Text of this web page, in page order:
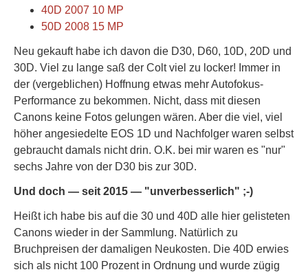
40D 2007 10 MP
50D 2008 15 MP
Neu gekauft habe ich davon die D30, D60, 10D, 20D und
30D. Viel zu lange saß der Colt viel zu locker! Immer in
der (vergeblichen) Hoffnung etwas mehr Autofokus-
Performance zu bekommen. Nicht, dass mit diesen
Canons keine Fotos gelungen wären. Aber die viel, viel
höher angesiedelte EOS 1D und Nachfolger waren selbst
gebraucht damals nicht drin. O.K. bei mir waren es "nur"
sechs Jahre von der D30 bis zur 30D.
Und doch — seit 2015 — "unverbesserlich" ;-)
Heißt ich habe bis auf die 30 und 40D alle hier gelisteten
Canons wieder in der Sammlung. Natürlich zu
Bruchpreisen der damaligen Neukosten. Die 40D erwies
sich als nicht 100 Prozent in Ordnung und wurde zügig